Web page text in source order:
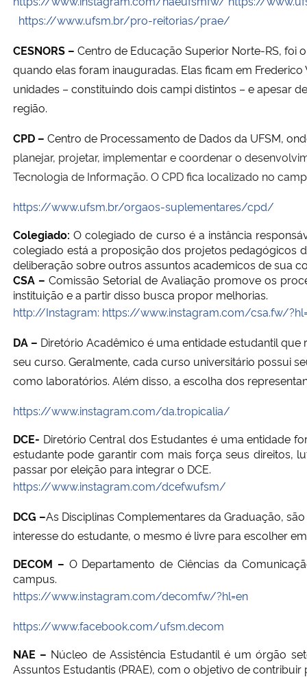
Secretaria-Geral
Advocacia-Geral da União
Banco Central do Brasil
Planalto
https://www.ufsm.br/pro-reitorias/prae/
CESNORS – Centro de Educação Superior Norte-RS, foi
quando elas foram inauguradas. Elas ficam em
unidades – constituindo dois campi distintos – e apesar
região.
CPD – Centro de Processamento de Dados da UFSM,
planejar, projetar, implementar e coordenar o
Tecnologia de Informação. O CPD fica localizado no
https://www.ufsm.br/orgaos-suplementares/cpd/
Colegiado:O colegiado de curso é a instância
colegiado está a proposição dos projetos pedagógicos
deliberação sobre outros assuntos academicos de sua
CSA – Comissão Setorial de Avaliação promove os
instituição e a partir disso busca propor melhorias.
http://Instagram: https://www.instagram.com/csa.fw/
DA – Diretório Acadêmico é uma entidade estudantil
seu curso. Geralmente, cada curso universitário possui
como laboratórios. Além disso, a escolha dos
https://www.instagram.com/da.tropicalia/
DCE- Diretório Central dos Estudantes é uma entidade
estudante pode garantir com mais força seus direitos,
passar por eleição para integrar o DCE.
https://www.instagram.com/dcefwufsm/
DCG –As Disciplinas Complementares da Graduação,
interesse do estudante, o mesmo é livre para escolher
DECOM – O Departamento de Ciências da
campus.
https://www.instagram.com/decomfw/?hl=en
https://www.facebook.com/ufsm.decom
NAE – Núcleo de Assistência Estudantil é um órgão
Assuntos Estudantis (PRAE), com o objetivo de